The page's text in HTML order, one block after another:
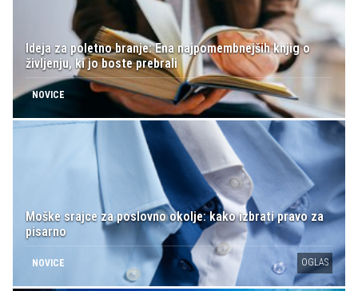
Ideja za poletno branje: Ena najpomembnejših knjig o
življenju, ki jo boste prebrali
NOVICE
Moške srajce za poslovno okolje: kako izbrati pravo za
pisarno
NOVICE OGLAS